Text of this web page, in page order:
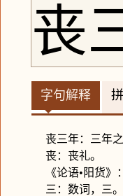
丧
字句解释
丧三年：三年之
丧：丧礼。
《论语•阳货
三：数词，三。